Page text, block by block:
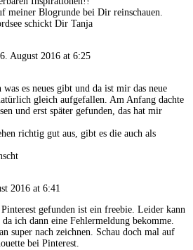
meiner Blogrunde bei Dir reinschauen.
schickt Dir Tanja
August 2016 at 6:25
es neues gibt und da ist mir das neue
gleich aufgefallen. Am Anfang dachte
und erst später gefunden, das hat mir
richtig gut aus, gibt es die auch als
2016 at 6:41
gefunden ist ein freebie. Leider kann
ich dann eine Fehlermeldung bekomme.
super nach zeichnen. Schau doch mal auf
bei Pinterest.